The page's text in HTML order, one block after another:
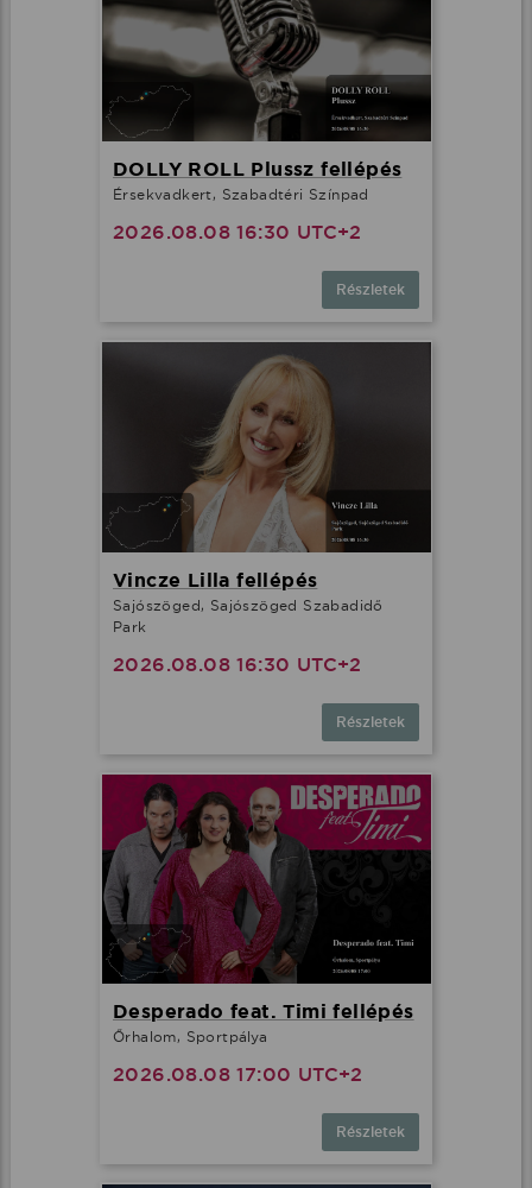
DOLLY ROLL Plussz fellépés
Érsekvadkert, Szabadtéri Színpad
2026.08.08 16:30 UTC+2
Részletek
Vincze Lilla fellépés
Sajószöged, Sajószöged Szabadidő
Park
2026.08.08 16:30 UTC+2
Részletek
Desperado feat. Timi fellépés
Őrhalom, Sportpálya
2026.08.08 17:00 UTC+2
Részletek